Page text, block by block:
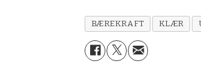
BÆREKRAFT KLÆR